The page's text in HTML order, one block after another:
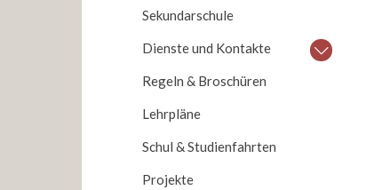
Sekundarschule
Dienste und Kontakte
Regeln & Broschüren
Lehrpläne
Schul & Studienfahrten
Projekte